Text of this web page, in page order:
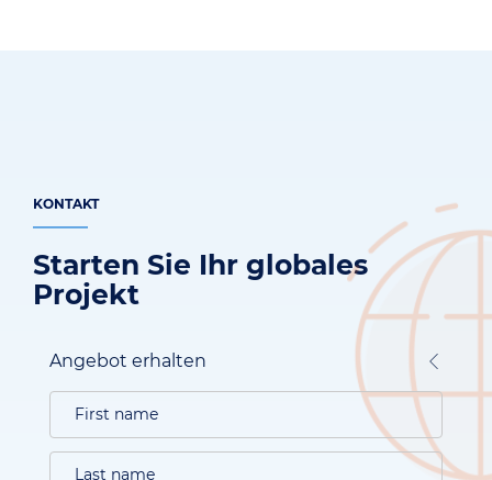
KONTAKT
Starten Sie Ihr globales
Projekt
Angebot erhalten